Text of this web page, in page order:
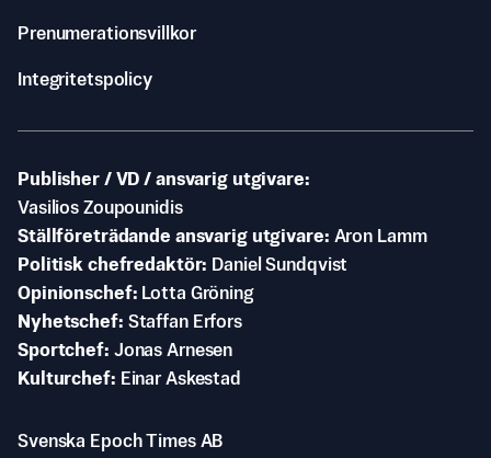
Prenumerationsvillkor
Integritetspolicy
Publisher / VD / ansvarig utgivare
Vasilios Zoupounidis
Ställföreträdande ansvarig utgivare Aron Lamm
Politisk chefredaktör
Daniel Sundqvist
Opinionschef
Lotta Gröning
Nyhetschef Staffan Erfors
Sportchef Jonas Arnesen
Kulturchef
Einar Askestad
Svenska Epoch Times AB